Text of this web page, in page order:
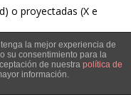
o proyectadas (X e
terreno, lo puedes
medir en un
deben tener las
la mejor experiencia de
su consentimiento para la
de nuestra política de
información.